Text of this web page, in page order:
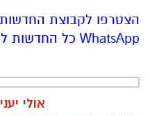
הצטרפו לקבוצת
WhatsApp כל החדשות לחצו כאן
אולי